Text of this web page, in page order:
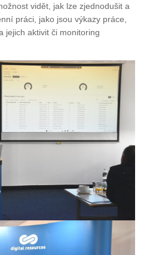
vidět, jak lze zjednodušit a
práci, jako jsou výkazy práce,
jejich aktivit či monitoring